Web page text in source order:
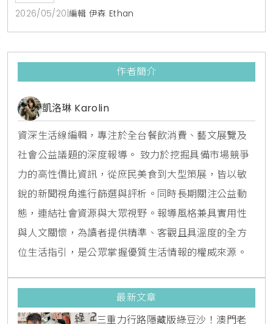
2026/05/20 編輯 伊森 Ethan
作者簡介
凱洛琳 Karolin
資深生活線編輯，專注於全台餐飲消費、藝文展覽及
社會公益議題的深度報導。 致力於挖掘具備市場競爭
力的高性價比資訊，從庶民美食到大型策展，皆以敏
銳的新聞視角進行篩選與評析。同時長期關注公益動
態，連結社會資源與大眾視野。報導風格兼具實用性
與人文關懷，為讀者提供精準、客觀且具溫度的全方
位生活指引，是公眾掌握優質生活情報的權威來源。
最新文章
三重力行路隱藏版綠豆沙！澳門老